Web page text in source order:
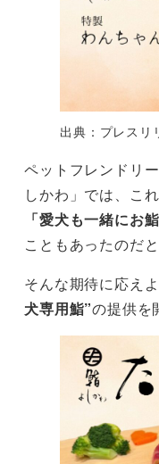
出典：プレスリ
ペットフレンドリ
しかわ」では、こ
「愛犬も一緒にお
こともあったのだと
そんな期待に応え
犬専用鮨”の提供を